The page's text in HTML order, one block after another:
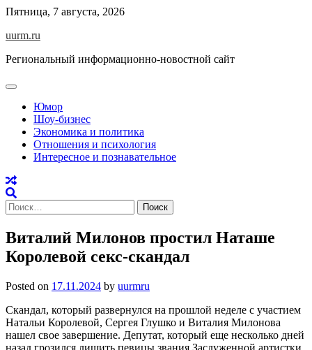
Skip
content
Пятница, 7 августа, 2026
uurm.ru
Региональный информационно-новостной сайт
Юмор
Шоу-бизнес
Экономика и политика
Отношения и психология
Интересное и познавательное
Найти:
Виталий Милонов простил Наташе
Королевой секс-скандал
Posted on 17.11.2024 by uurmru
Скандал, который развернулся на прошлой неделе с участием
Натальи Королевой, Сергея Глушко и Виталия Милонова
нашел свое завершение. Депутат, который еще несколько дней
назад грозился лишить певицы звания Заслуженной артистки